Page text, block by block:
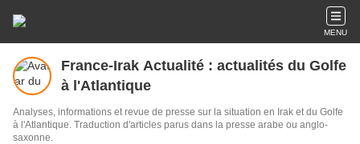
MENU
France-Irak Actualité : actualités du Golfe
à l'Atlantique
Analyses, informations et revue de presse sur la situation en Irak et du Golfe
à l'Atlantique. Traduction d'articles parus dans la presse arabe ou anglo-
saxonne.